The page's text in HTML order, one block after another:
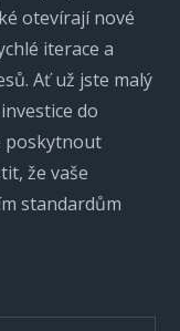
otevírají nové
iterace a
Ať už jste malý
do
poskytnout
že vaše
standardům